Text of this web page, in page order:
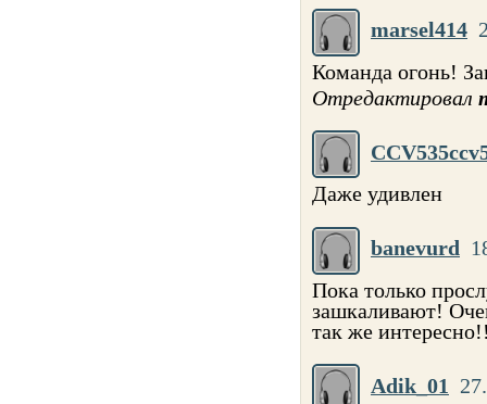
marsel414
Команда огонь!
Отредактировал
Даже удивлен
banevurd
Пока только
зашкаливают!
так же
Adik_01